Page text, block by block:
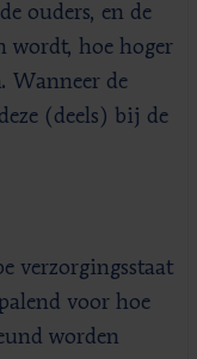
ouders, en de
wordt, hoe hoger
Wanneer de
(deels) bij de
verzorgingsstaat
voor hoe
worden